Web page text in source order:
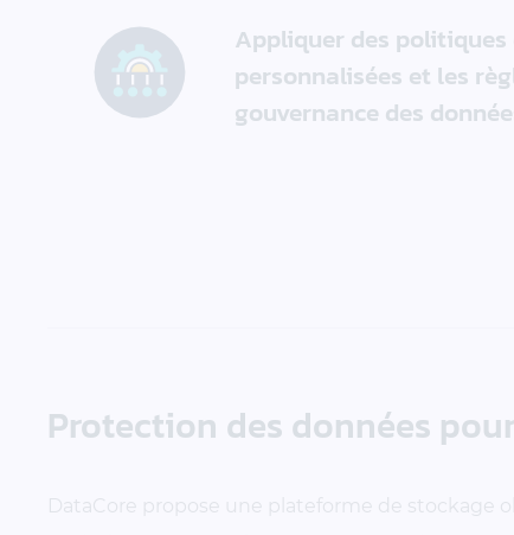
Appliquer des politiques
personnalisées et les
gouvernance des
Protection des données
DataCore propose une plateforme de stockage